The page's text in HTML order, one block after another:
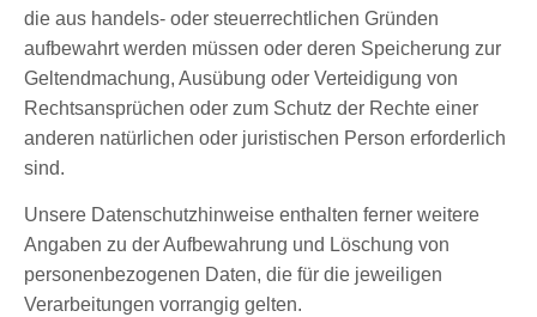
die aus handels- oder steuerrechtlichen Gründen
aufbewahrt werden müssen oder deren Speicherung zur
Geltendmachung, Ausübung oder Verteidigung von
Rechtsansprüchen oder zum Schutz der Rechte einer
anderen natürlichen oder juristischen Person erforderlich
sind.
Unsere Datenschutzhinweise enthalten ferner weitere
Angaben zu der Aufbewahrung und Löschung von
personenbezogenen Daten, die für die jeweiligen
Verarbeitungen vorrangig gelten.